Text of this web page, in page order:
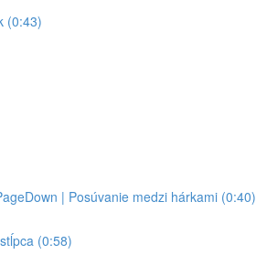
(0:43)
| Posúvanie medzi hárkami (0:40)
(0:58)